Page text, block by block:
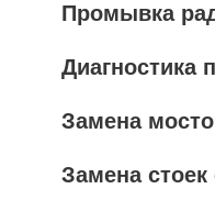
Промывка
Диагностика
Замена
Замена стоек